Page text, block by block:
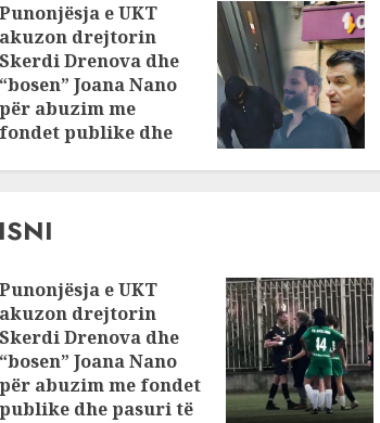
Punonjësja e UKT
akuzon drejtorin
Skerdi Drenova dhe
“bosen” Joana Nano
për abuzim me
fondet publike dhe
Punonjësja e UKT
akuzon drejtorin
Skerdi Drenova dhe
“bosen” Joana Nano
për abuzim me fondet
publike dhe pasuri të